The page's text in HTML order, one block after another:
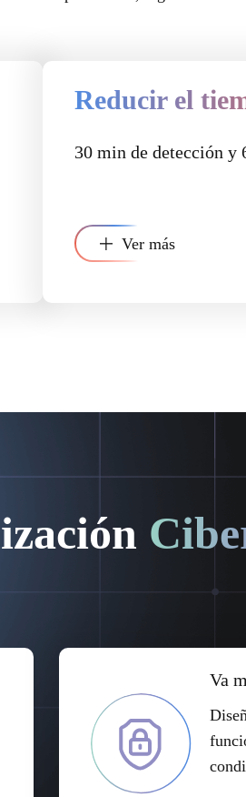
Reducir el
30 min de detección y
Ver más
Va